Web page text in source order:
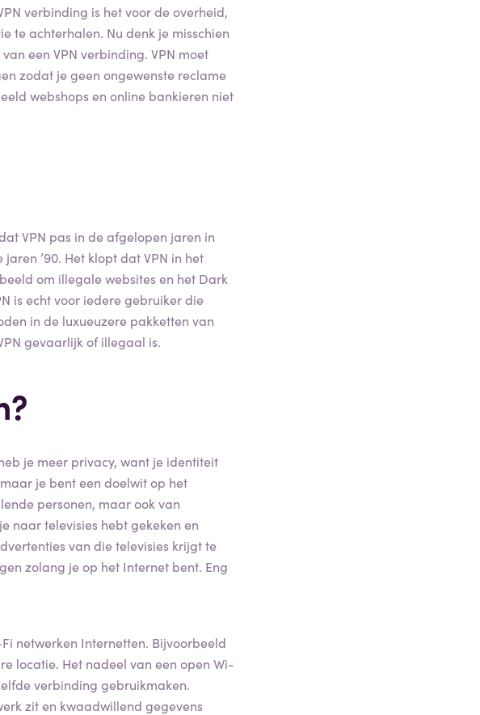
verbinding is het voor de overheid,
te achterhalen. Nu denk je misschien
een VPN verbinding. VPN moet
zodat je geen ongewenste reclame
webshops en online bankieren niet
VPN pas in de afgelopen jaren in
’90. Het klopt dat VPN in het
om illegale websites en het Dark
is echt voor iedere gebruiker die
in de luxueuzere pakketten van
gevaarlijk of illegaal is.
je meer privacy, want je identiteit
je bent een doelwit op het
personen, maar ook van
naar televisies hebt gekeken en
van die televisies krijgt te
zolang je op het Internet bent. Eng
netwerken Internetten. Bijvoorbeeld
locatie. Het nadeel van een open Wi-
verbinding gebruikmaken.
zit en kwaadwillend gegevens